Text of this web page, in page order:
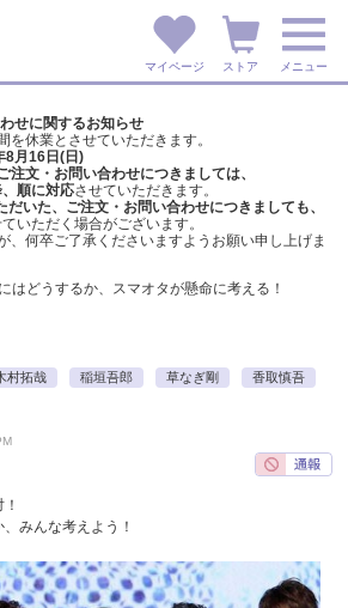
マイページ ストア メニュー
せに関するお知らせ
を休業とさせていただきます。
8月16日(日)
注文・お問い合わせにつきましては、
順に対応させていただきます。
だいた、ご注文・ お問い合わせにつきましても、
いただく場合がございます。
、 何卒ご了承くださいますようお願い申し上げま
はどうするか、スマオタが懸命に考える！
村拓哉 稲垣吾郎 草なぎ剛 香取慎吾
みんな考えよう！